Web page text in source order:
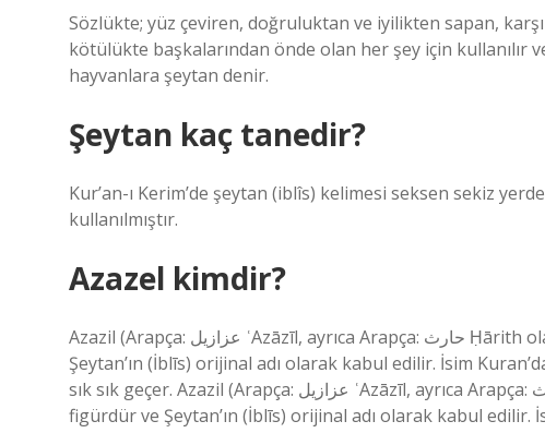
Sözlükte; yüz çeviren, doğruluktan ve iyilikten sapan,
kötülükte başkalarından önde olan her şey için kullanılır
hayvanlara şeytan denir.
Şeytan kaç tanedir?
Kur’an-ı Kerim’de şeytan (iblîs) kelimesi seksen sekiz
kullanılmıştır.
Azazel kimdir?
Azazil (Arapça: عزازيل ʿAzāzīl, ayrıca Arapça: حارث Ḥārith olarak da bilinir) İslam geleneğinde bir figürdür ve
Şeytan’ın (İblīs) orijinal adı olarak kabul edilir. İsim
sık sık geçer. Azazil (Arapça: عزازيل ʿAzāzīl, ayrıca Arapça: حارث Ḥārith olarak da bilinir) İslam geleneğinde bir
figürdür ve Şeytan’ın (İblīs) orijinal adı olarak kabul edilir.